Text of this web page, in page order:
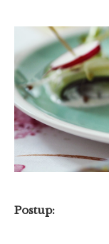
Postup: